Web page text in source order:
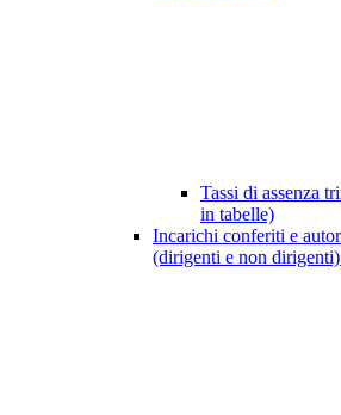
Tassi di assenza
in tabelle)
Incarichi conferiti e
(dirigenti e non dirigenti)